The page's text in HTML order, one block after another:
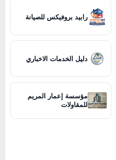
رابيد بروفيكس للصيانة
دليل الخدمات الاخباري
مؤسسة إعمار المريم
للمقاولات